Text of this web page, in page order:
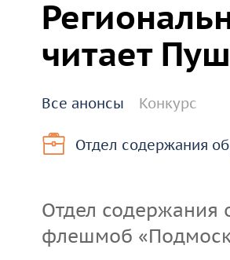
читает
Все анонсы Конкурс
Отдел содержания
Отдел содержания
флешмоб